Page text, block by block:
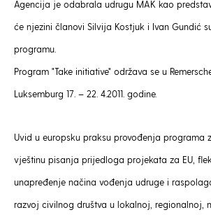
Agencija je odabrala udrugu MAK kao
će njezini članovi Silvija Kostjuk i Ivan Gundić
programu.
Program "Take initiative" održava se u
Luksemburg 17. – 22. 4.2011. godine.
Uvid u europsku praksu provođenja programa
vještinu pisanja prijedloga projekata za EU,
unapređenje načina vođenja udruge i
razvoj civilnog društva u lokalnoj, regionalnoj,